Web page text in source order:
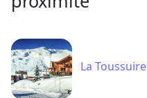
La Toussuire